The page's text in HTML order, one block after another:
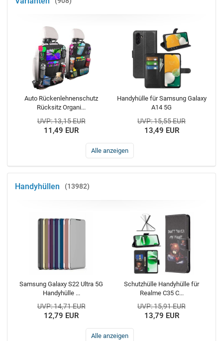
Auto Rückenlehnenschutz
Rücksitz Organi...
UVP: 13,15 EUR
11,49 EUR
Handyhülle für Samsung Galaxy
A14 5G
UVP: 15,55 EUR
13,49 EUR
Alle anzeigen
Handyhüllen 13982
Samsung Galaxy S22 Ultra 5G
Handyhülle ...
UVP: 14,71 EUR
12,79 EUR
Schutzhülle Handyhülle für
Realme C35 C...
UVP: 15,91 EUR
13,79 EUR
Alle anzeigen